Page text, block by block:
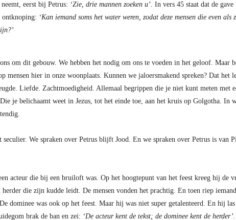
eerst bij Petrus: ‘Zie, drie mannen zoeken u’. In vers 45 staat dat de gave
ontknoping: ‘Kan iemand soms het water weren, zodat deze mensen die even
om dit gebouw. We hebben het nodig om ons te voeden in het geloof. Maar
mensen hier in onze woonplaats. Kunnen we jaloersmakend spreken? Dat het
Liefde. Zachtmoedigheid. Allemaal begrippen die je niet kunt meten met
je belichaamt weet in Jezus, tot het einde toe, aan het kruis op Golgotha. In
We spraken over Petrus blijft Jood. En we spraken over Petrus is van
acteur die bij een bruiloft was. Op het hoogtepunt van het feest kreeg hij de
die zijn kudde leidt. De mensen vonden het prachtig. En toen riep
dominee was ook op het feest. Maar hij was niet super getalenteerd. En hij
brak de ban en zei: ‘De acteur kent de tekst; de dominee kent de herder’.